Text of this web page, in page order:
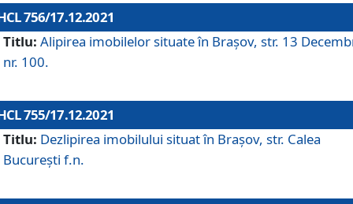
756/17.12.2021
Titlu: Alipirea imobilelor situate în Brașov, str. 13
nr. 100.
755/17.12.2021
Titlu: Dezlipirea imobilului situat în Brașov, str. Calea
București f.n.